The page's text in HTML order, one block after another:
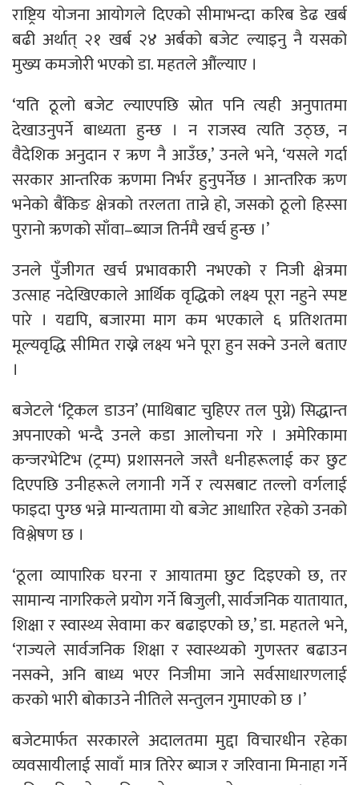
राष्ट्रिय योजना आयोगले दिएको सीमाभन्दा करिब डेढ खर्ब
बढी अर्थात् २१ खर्ब २४ अर्बको बजेट ल्याइनु नै यसको
मुख्य कमजोरी भएको डा. महतले औंल्याए ।
‘यति ठूलो बजेट ल्याएपछि स्रोत पनि त्यही अनुपातमा
देखाउनुपर्ने बाध्यता हुन्छ । न राजस्व त्यति उठ्छ, न
वैदेशिक अनुदान र ऋण नै आउँछ,’ उनले भने, ‘यसले गर्दा
सरकार आन्तरिक ऋणमा निर्भर हुनुपर्नेछ । आन्तरिक ऋण
भनेको बैंकिङ क्षेत्रको तरलता तान्ने हो, जसको ठूलो हिस्सा
पुरानो ऋणको साँवा–ब्याज तिर्नमै खर्च हुन्छ ।’
उनले पुँजीगत खर्च प्रभावकारी नभएको र निजी क्षेत्रमा
उत्साह नदेखिएकाले आर्थिक वृद्धिको लक्ष्य पूरा नहुने स्पष्ट
पारे । यद्यपि, बजारमा माग कम भएकाले ६ प्रतिशतमा
मूल्यवृद्धि सीमित राख्ने लक्ष्य भने पूरा हुन सक्ने उनले बताए
।
बजेटले ‘ट्रिकल डाउन’ (माथिबाट चुहिएर तल पुग्ने) सिद्धान्त
अपनाएको भन्दै उनले कडा आलोचना गरे । अमेरिकामा
कन्जरभेटिभ (ट्रम्प) प्रशासनले जस्तै धनीहरूलाई कर छुट
दिएपछि उनीहरूले लगानी गर्ने र त्यसबाट तल्लो वर्गलाई
फाइदा पुग्छ भन्ने मान्यतामा यो बजेट आधारित रहेको उनको
विश्लेषण छ ।
‘ठूला व्यापारिक घरना र आयातमा छुट दिइएको छ, तर
सामान्य नागरिकले प्रयोग गर्ने बिजुली, सार्वजनिक यातायात,
शिक्षा र स्वास्थ्य सेवामा कर बढाइएको छ,’ डा. महतले भने,
‘राज्यले सार्वजनिक शिक्षा र स्वास्थ्यको गुणस्तर बढाउन
नसक्ने, अनि बाध्य भएर निजीमा जाने सर्वसाधारणलाई
करको भारी बोकाउने नीतिले सन्तुलन गुमाएको छ ।’
बजेटमार्फत सरकारले अदालतमा मुद्दा विचारधीन रहेका
व्यवसायीलाई सावाँ मात्र तिरेर ब्याज र जरिवाना मिनाहा गर्ने